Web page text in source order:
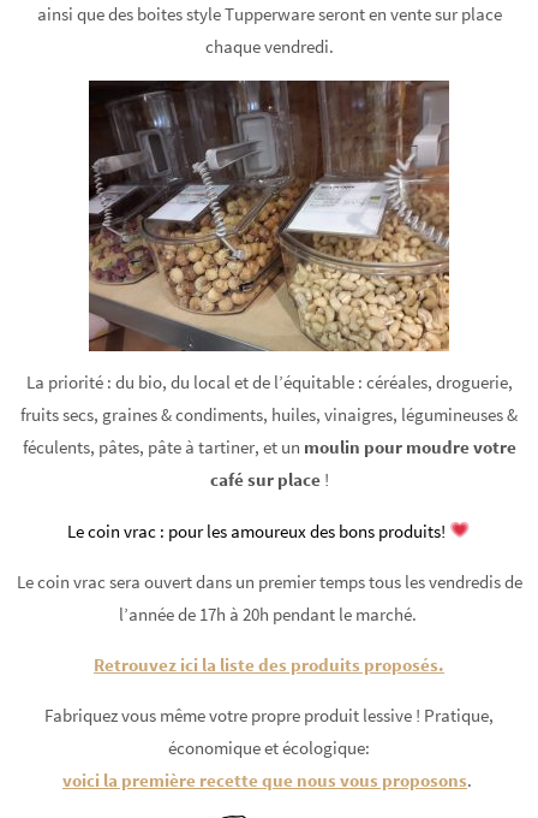
ainsi que des boites style Tupperware seront en vente sur place
chaque vendredi.
La priorité : du bio, du local et de l’équitable : céréales, droguerie,
fruits secs, graines & condiments, huiles, vinaigres, légumineuses &
féculents, pâtes, pâte à tartiner, et un moulin pour moudre votre
café sur place!
Le coin vrac : pour les amoureux des bons produits!
Le coin vrac sera ouvert dans un premier temps tous les vendredis de
l’année de 17h à 20h pendant le marché.
Retrouvez ici la liste des produits proposés.
Fabriquez vous même votre propre produit lessive ! Pratique,
économique et écologique:
voici la première recette que nous vous proposons.